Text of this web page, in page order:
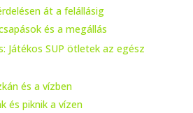
át a felállásig
és a megállás
Játékos SUP ötletek az egész
és a vízben
és piknik a vízen